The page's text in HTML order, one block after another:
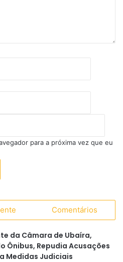
para a próxima vez que eu
Comentários
da Câmara de Ubaíra,
Ônibus, Repudia Acusações
Medidas Judiciais